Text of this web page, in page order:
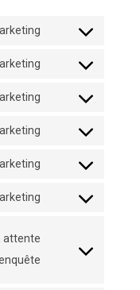
Consent
google-
recaptcha
Consent
visual-
composer
Consent
Consent
google-
Consent
Consent
service
attente
Consent